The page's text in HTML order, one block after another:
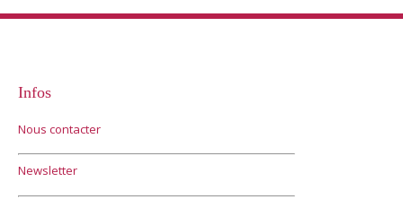
Infos
Nous contacter
Newsletter